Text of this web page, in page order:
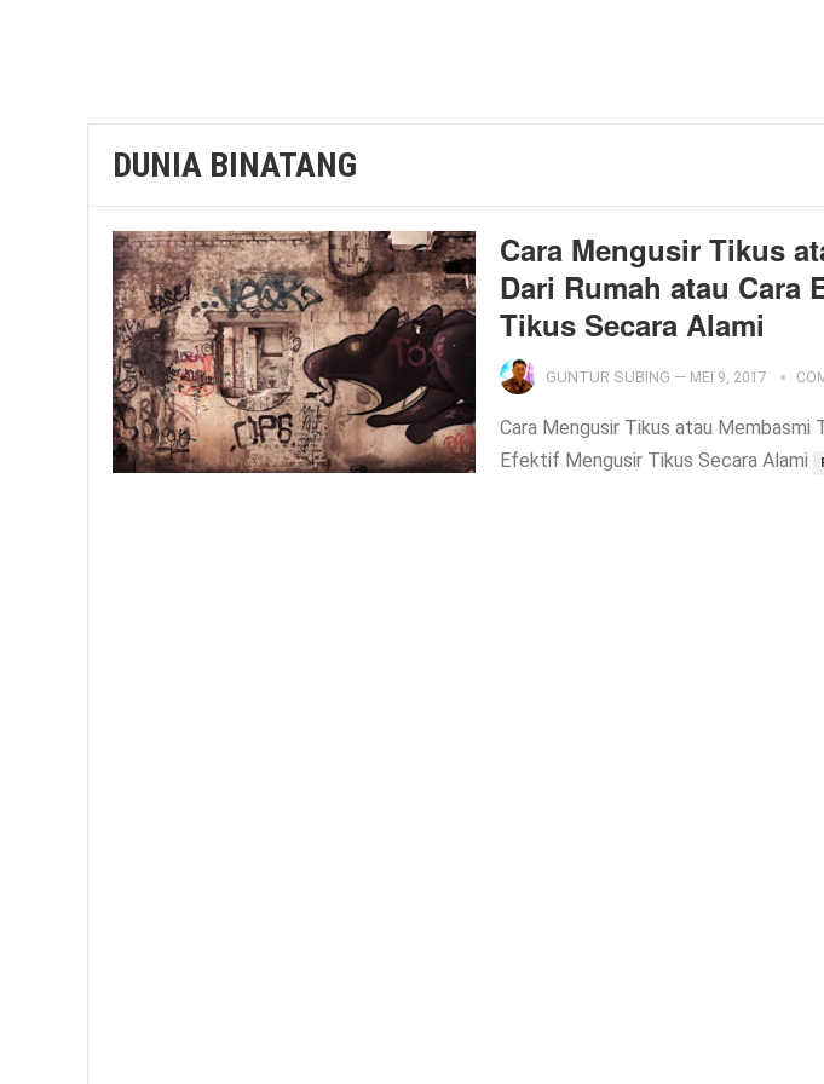
DUNIA BINATANG
Cara Mengusir Tikus
Dari Rumah atau Cara
Tikus Secara Alami
GUNTUR SUBING — MEI 9, 2017
Cara Mengusir Tikus atau Membasmi
Efektif Mengusir Tikus Secara Alami